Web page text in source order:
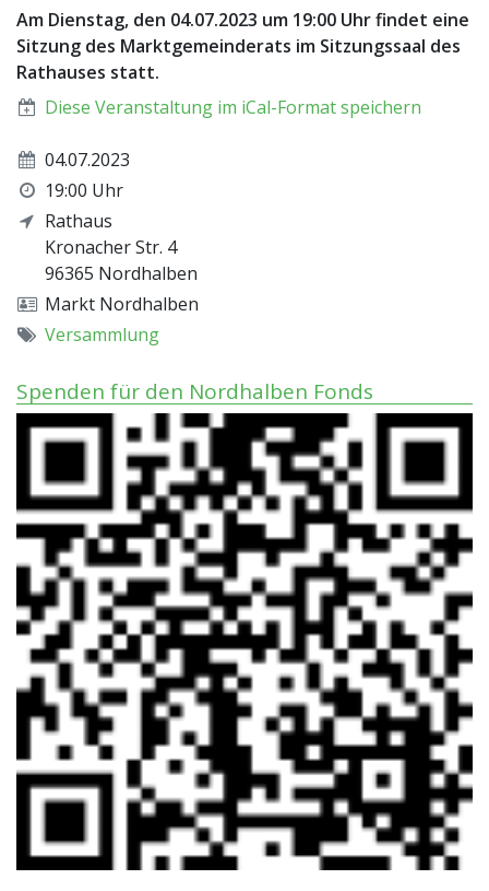
Am Dienstag, den 04.07.2023 um 19:00 Uhr findet eine
Sitzung des Marktgemeinderats im Sitzungssaal des
Rathauses statt.
Diese Veranstaltung im iCal-Format speichern
04.07.2023
19:00 Uhr
Rathaus
Kronacher Str. 4
96365 Nordhalben
Markt Nordhalben
Versammlung
Spenden für den Nordhalben Fonds